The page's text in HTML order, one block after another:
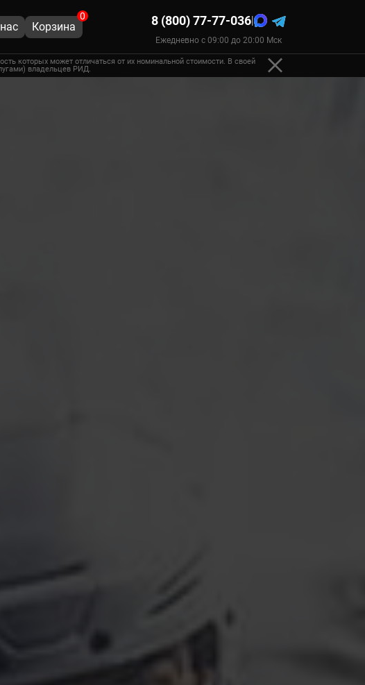
Корзина
0 8 (800) 77-77-036|
Ежедневно с 09:00 до 20:00 Мск
которых может отличаться от их номинальной стоимости. В своей
владельцев РИД.